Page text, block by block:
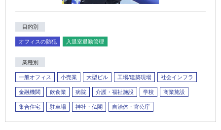
目的別
オフィスの防犯 入退室退勤管理
業種別
一般オフィス 小売業 大型ビル 工場/建築現場 社会インフラ
金融機関 飲食業 病院 介護・福祉施設 学校 商業施設
集合住宅 駐車場 神社・仏閣 自治体・官公庁